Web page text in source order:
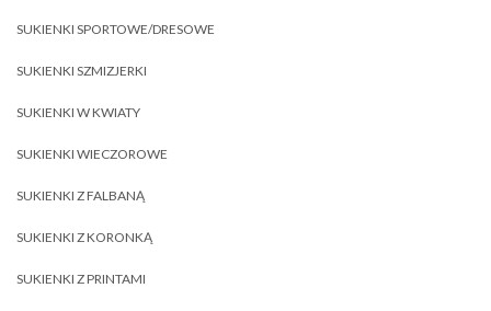
SUKIENKI SPORTOWE/DRESOWE
SUKIENKI SZMIZJERKI
SUKIENKI W KWIATY
SUKIENKI WIECZOROWE
SUKIENKI Z FALBANĄ
SUKIENKI Z KORONKĄ
SUKIENKI Z PRINTAMI